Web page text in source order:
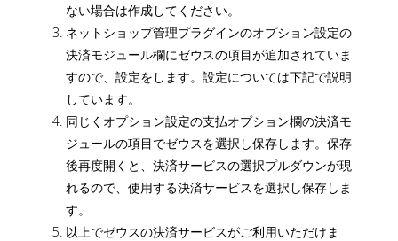
ない場合は作成してください。
ネットショップ管理プラグインのオプション設定の
決済モジュール欄にゼウスの項目が追加されていま
すので、設定をします。設定については下記で説明
しています。
同じくオプション設定の支払オプション欄の決済モ
ジュールの項目でゼウスを選択し保存します。保存
後再度開くと、決済サービスの選択プルダウンが現
れるので、使用する決済サービスを選択し保存しま
す。
以上でゼウスの決済サービスがご利用いただけま